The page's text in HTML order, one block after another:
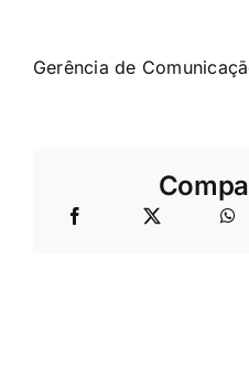
Gerência de